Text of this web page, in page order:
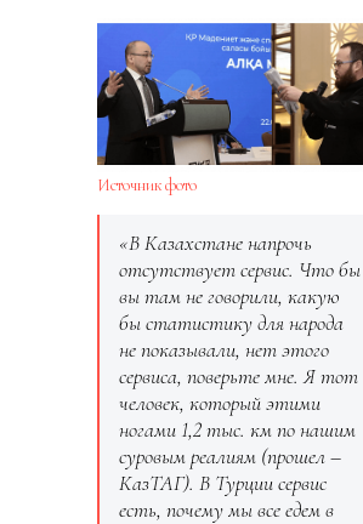
Источник фото
«В Казахстане напрочь
отсутствует сервис. Что бы
вы там не говорили, какую
бы статистику для народа
не показывали, нет этого
сервиса, поверьте мне. Я тот
человек, который этими
ногами 1,2 тыс. км по нашим
суровым реалиям (прошел –
КазТАГ). В Турции сервис
есть, почему мы все едем в